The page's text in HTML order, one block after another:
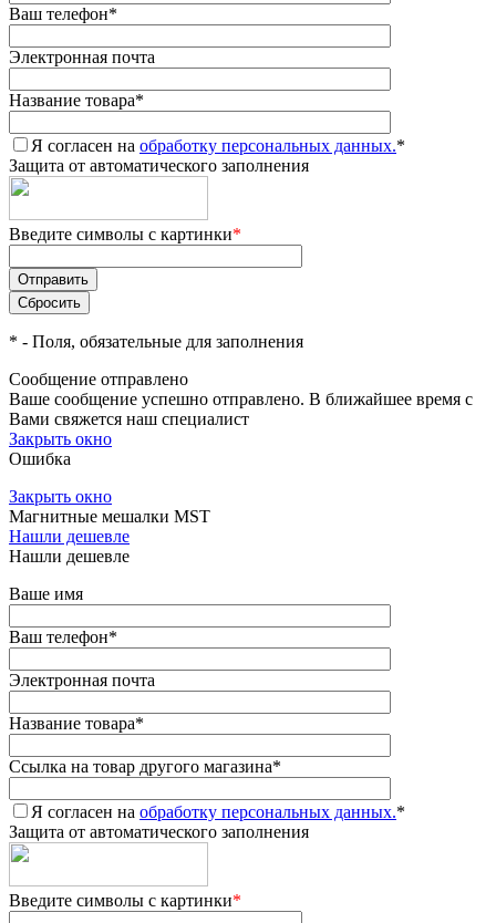
Ваш телефон*
Электронная почта
Название товара*
Я согласен на обработку персональных данных.*
Защита от автоматического заполнения
Введите символы с картинки*
* - Поля, обязательные для заполнения
Сообщение отправлено
Ваше сообщение успешно отправлено. В ближайшее время с
Вами свяжется наш специалист
Закрыть окно
Ошибка
Закрыть окно
Магнитные мешалки MST
Нашли дешевле
Нашли дешевле
Ваше имя
Ваш телефон*
Электронная почта
Название товара*
Ссылка на товар другого магазина*
Я согласен на обработку персональных данных.*
Защита от автоматического заполнения
Введите символы с картинки*